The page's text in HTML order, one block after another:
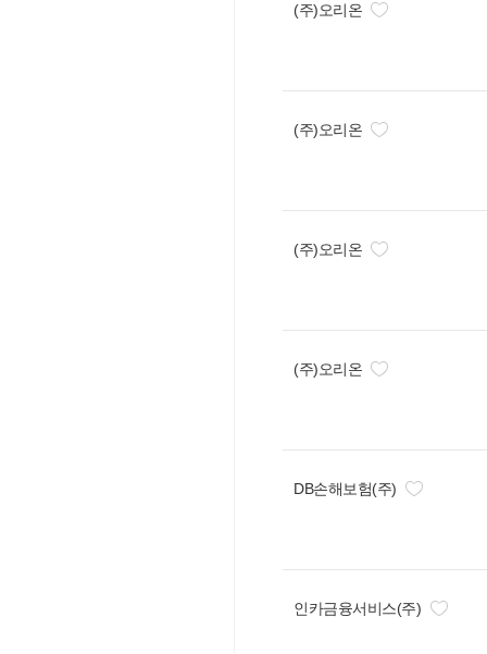
(주)오리온
(주)오리온
(주)오리온
(주)오리온
DB손해보험(주)
인카금융서비스(주)